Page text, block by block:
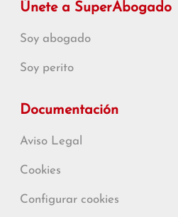
Únete a SuperAbogado
Soy abogado
Soy perito
Documentación
Aviso Legal
Cookies
Configurar cookies